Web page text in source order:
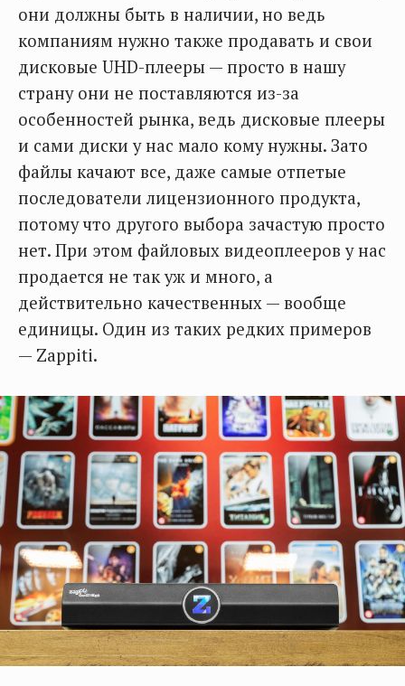
они должны быть в наличии, но ведь
компаниям нужно также продавать и свои
дисковые UHD-плееры — просто в нашу
страну они не поставляются из-за
особенностей рынка, ведь дисковые плееры
и сами диски у нас мало кому нужны. Зато
файлы качают все, даже самые отпетые
последователи лицензионного продукта,
потому что другого выбора зачастую просто
нет. При этом файловых видеоплееров у нас
продается не так уж и много, а
действительно качественных — вообще
единицы. Один из таких редких примеров
— Zappiti.